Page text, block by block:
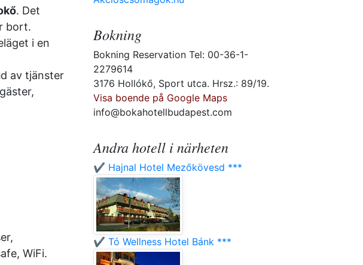
. Det
bort.
i en
av tjänster
Wi­Fi.
Bokning
Bokning Reservation Tel: 00-36-1-
2279614
3176 Hollókő, Sport utca. Hrsz.: 89/19.
Visa boende på Google Maps
info@bokahotellbudapest.com
Andra hotell i närheten
✔️ Hajnal Hotel Mezőkövesd ***
✔️ Tó Wellness Hotel Bánk ***